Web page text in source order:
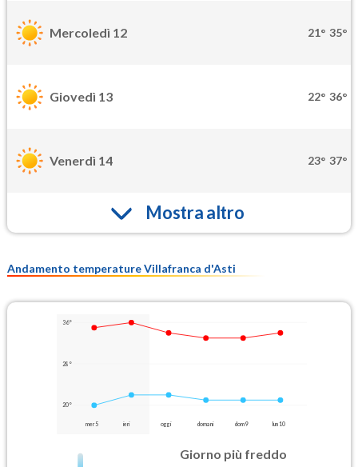
Mercoledì 12 21° 35°
Giovedì 13 22° 36°
Venerdì 14 23° 37°
Mostra altro
Andamento temperature Villafranca d'Asti
36°
28°
20°
mer 5 ieri oggi domani dom 9 lun 10
Giorno più freddo